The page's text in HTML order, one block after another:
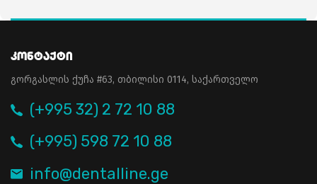
Კონტაქტი
გორგასლის ქუჩა #63, თბილისი 0114, საქართველო
(+995 32) 2 72 10 88
(+995) 598 72 10 88
info@dentalline.ge